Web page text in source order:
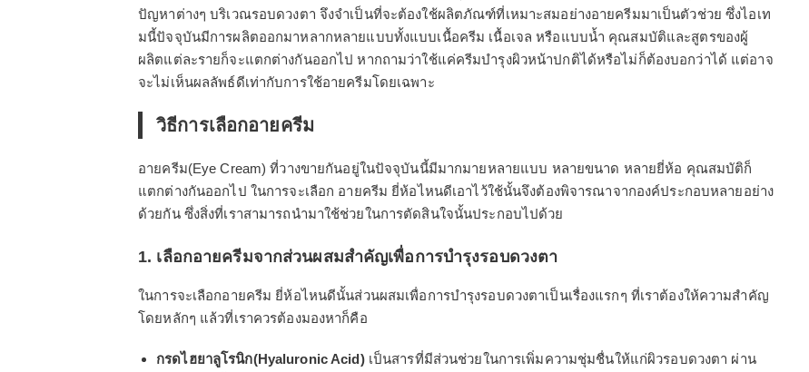
ปัญหาต่างๆ บริเวณรอบดวงตา จึงจำเป็นที่จะต้องใช้ผลิตภัณฑ์ที่เหมาะสมอย่างอายครีมมาเป็นตัวช่วย ซึ่งไอเท
มนี้ปัจจุบันมีการผลิตออกมาหลากหลายแบบทั้งแบบเนื้อครีม เนื้อเจล หรือแบบน้ำ คุณสมบัติและสูตรของผู้
ผลิตแต่ละรายก็จะแตกต่างกันออกไป หากถามว่าใช้แค่ครีมบำรุงผิวหน้าปกติได้หรือไม่ก็ต้องบอกว่าได้ แต่อาจ
จะไม่เห็นผลลัพธ์ดีเท่ากับการใช้อายครีมโดยเฉพาะ
วิธีการเลือกอายครีม
อายครีม(Eye Cream) ที่วางขายกันอยู่ในปัจจุบันนี้มีมากมายหลายแบบ หลายขนาด หลายยี่ห้อ คุณสมบัติก็
แตกต่างกันออกไป ในการจะเลือก อายครีม ยี่ห้อไหนดีเอาไว้ใช้นั้นจึงต้องพิจารณาจากองค์ประกอบหลายอย่าง
ด้วยกัน ซึ่งสิ่งที่เราสามารถนำมาใช้ช่วยในการตัดสินใจนั้นประกอบไปด้วย
1. เลือกอายครีมจากส่วนผสมสำคัญเพื่อการบำรุงรอบดวงตา
ในการจะเลือกอายครีม ยี่ห้อไหนดีนั้นส่วนผสมเพื่อการบำรุงรอบดวงตาเป็นเรื่องแรกๆ ที่เราต้องให้ความสำคัญ
โดยหลักๆ แล้วที่เราควรต้องมองหาก็คือ
กรดไฮยาลูโรนิก(Hyaluronic Acid)เป็นสารที่มีส่วนช่วยในการเพิ่มความชุ่มชื่นให้แก่ผิวรอบดวงตา ผ่าน